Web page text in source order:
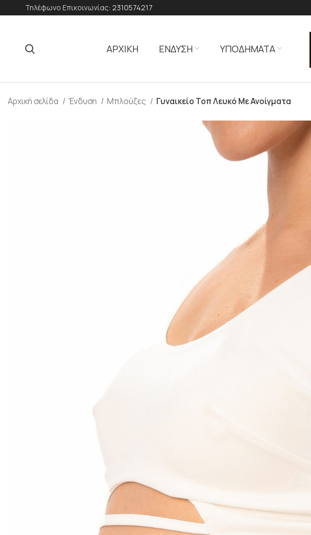
Τηλέφωνο Επικοινωνίας: 2310574217
ΑΡΧΙΚΗ ΕΝΔΥΣΗ ΥΠΟΔΗΜΑΤΑ
Αρχική σελίδα Ένδυση Μπλούζες Γυναικείο Τοπ Λευκό Με Ανοίγματα